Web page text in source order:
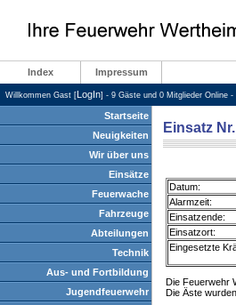
Index Impressum
Willkommen Gast [LogIn] - 9 Gäste und 0 Mitglieder Online
Startseite
Neuigkeiten
Wir über uns
Einsätze
Feuerwache
Fahrzeuge
Abteilungen
Technik
Aus- und Fortbildung
Jugendfeuerwehr
Einsatz
Datum:
Alarmzeit:
Einsatzende:
Einsatzort:
Eingesetzte
Die Feuerwehr
Die Äste